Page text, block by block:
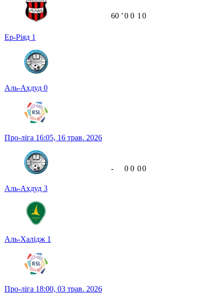
Ер-Ріяд 1
Аль-Ахдуд 0
60 ʼ0 0 1 0
Про-ліга 16:05, 16 трав. 2026
Аль-Ахдуд 3
Аль-Халідж 1
- 0 0 00
Про-ліга 18:00, 03 трав. 2026